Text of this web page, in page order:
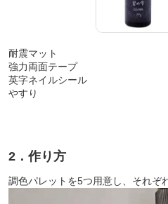
耐震マット
強力両面テープ
英字ネイルシール
やすり
2．作り方
調色パレットを5つ用意し、それぞ